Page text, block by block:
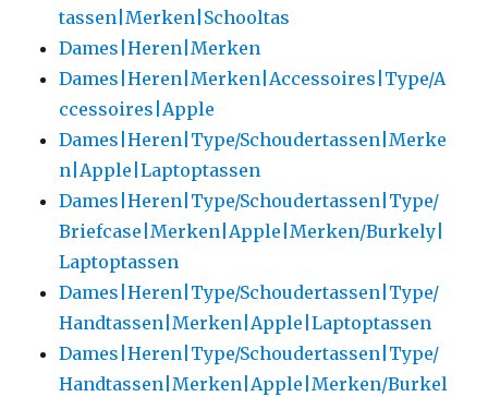
tassen|Merken|Schooltas
Dames|Heren|Merken
Dames|Heren|Merken|Accessoires|Type/A
ccessoires|Apple
Dames|Heren|Type/Schoudertassen|Merke
n|Apple|Laptoptassen
Dames|Heren|Type/Schoudertassen|Type/
Briefcase|Merken|Apple|Merken/Burkely|
Laptoptassen
Dames|Heren|Type/Schoudertassen|Type/
Handtassen|Merken|Apple|Laptoptassen
Dames|Heren|Type/Schoudertassen|Type/
Handtassen|Merken|Apple|Merken/Burkel